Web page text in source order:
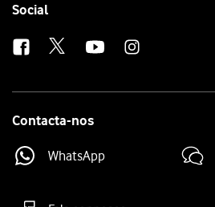
Follow
Social
Contacta-nos
WhatsApp